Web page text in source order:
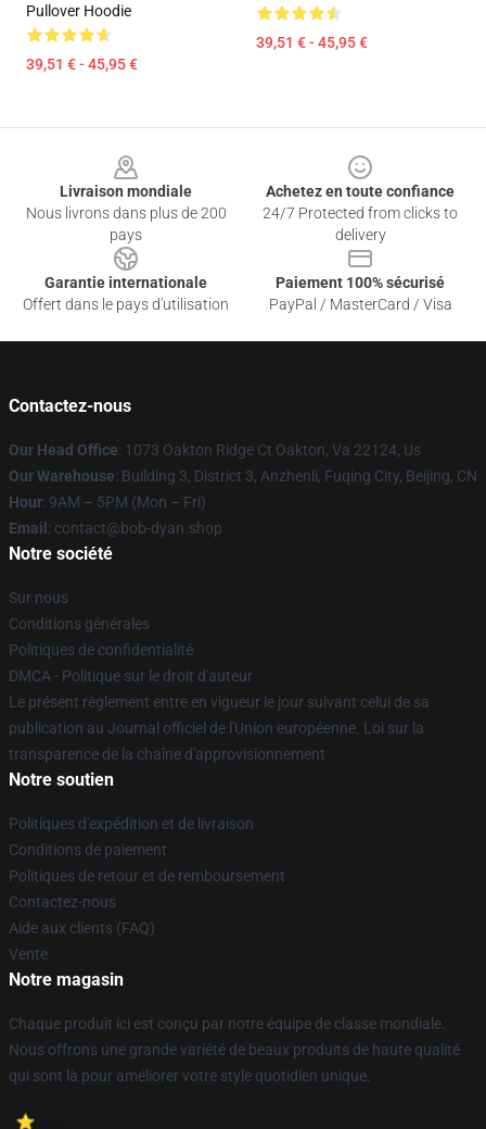
Pullover Hoodie
39,51 € - 45,95 €
39,51 € - 45,95 €
Livraison mondiale
Nous livrons dans plus de 200
pays
Achetez en toute confiance
24/7 Protected from clicks to
delivery
Garantie internationale
Offert dans le pays d'utilisation
Paiement 100% sécurisé
PayPal / MasterCard / Visa
Contactez-nous
Our Head Office: 1073 Oakton Ridge Ct Oakton, Va 22124, Us
Our Warehouse: Building 3, District 3, Anzhenli, Fuqing City, Beijing, CN
Hour: 9AM – 5PM (Mon – Fri)
Email : contact@bob-dyan.shop
Notre société
Sur nous
Conditions générales
Politiques de confidentialité
DMCA - Politique sur le droit d'auteur
Le présent règlement entre en vigueur le jour suivant celui de sa
publication au Journal officiel de l'Union européenne. Loi sur la
transparence de la chaîne d'approvisionnement
Notre soutien
Politiques d'expédition et de livraison
Conditions de paiement
Politiques de retour et de remboursement
Contactez-nous
Aide aux clients (FAQ)
Vente
Notre magasin
Chaque produit ici est conçu par notre équipe de classe mondiale.
Nous offrons une grande variété de beaux produits de haute qualité
qui sont là pour améliorer votre style quotidien unique.